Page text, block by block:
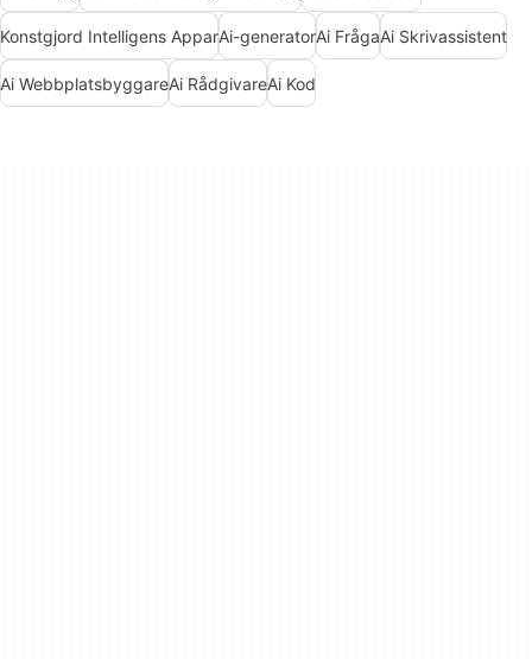
Konstgjord Intelligens ApparAi-generatorAi FrågaAi Skrivassistent
Ai WebbplatsbyggareAi RådgivareAi Kod